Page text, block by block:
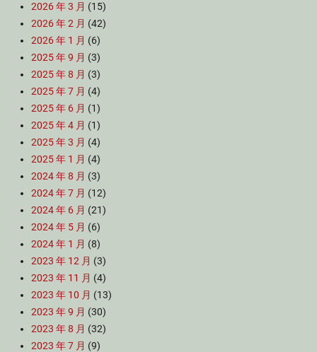
2026 年 3 月 (15)
2026 年 2 月 (42)
2026 年 1 月 (6)
2025 年 9 月 (3)
2025 年 8 月 (3)
2025 年 7 月 (4)
2025 年 6 月 (1)
2025 年 4 月 (1)
2025 年 3 月 (4)
2025 年 1 月 (4)
2024 年 8 月 (3)
2024 年 7 月 (12)
2024 年 6 月 (21)
2024 年 5 月 (6)
2024 年 1 月 (8)
2023 年 12 月 (3)
2023 年 11 月 (4)
2023 年 10 月 (13)
2023 年 9 月 (30)
2023 年 8 月 (32)
2023 年 7 月 (9)